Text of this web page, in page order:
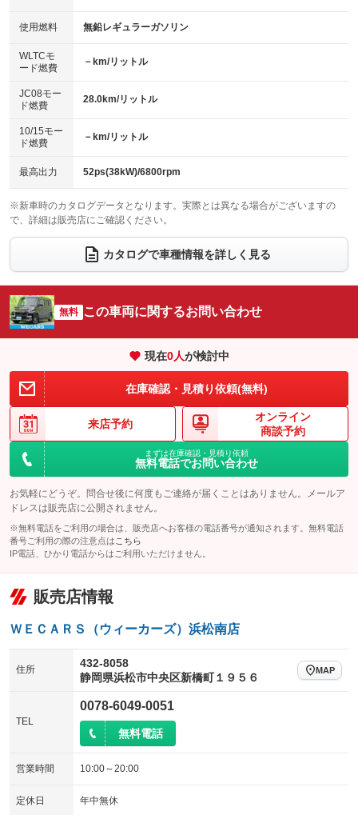
100V電源
：装備なし
センターデフロック
：装備なし
電動格納ミラー
：装備あり
バックカメラ
：装備あり
エアロ
：装備なし
：装備なし
パワーシート
ベンチシート
：装備なし
チップアップシート
：装備なし
：装備なし ：装備なし
ウォークスルー
：装備なし
電動リアゲート フロントカメラ
：装備なし
：装備なし ：装備なし
サイドカメラ
：装備なし ルーフレール
：装備なし
：装備なし
：装備なし
使用燃料 無鉛レギュラーガソリン
WLTCモ
ード燃費
－km/リットル
JC08モー
ド燃費
28.0km/リットル
10/15モー
ド燃費
－km/リットル
最高出力 52ps(38kW)/6800rpm
※新車時のカタログデータとなります。実際とは異なる場合がございますの
で、詳細は販売店にご確認ください。
カタログで車種情報を詳しく見る
無料 この車両に関するお問い合わせ
現在0人が検討中
在庫確認・見積り依頼(無料)
来店予約
オンライン
商談予約
まずは在庫確認・見積り依頼
無料電話でお問い合わせ
お気軽にどうぞ。問合せ後に何度もご連絡が届くことはありません。メールア
ドレスは販売店に公開されません。
※無料電話をご利用の場合は、販売店へお客様の電話番号が通知されます。無料電話
番号ご利用の際の注意点は こちら
IP電話、ひかり電話からはご利用いただけません。
販売店情報
ＷＥＣＡＲＳ（ウィーカーズ）浜松南店
住所
432-8058
静岡県浜松市中央区新橋町１９５６
MAP
TEL
0078-6049-0051
無料電話
営業時間 10:00～20:00
定休日 年中無休